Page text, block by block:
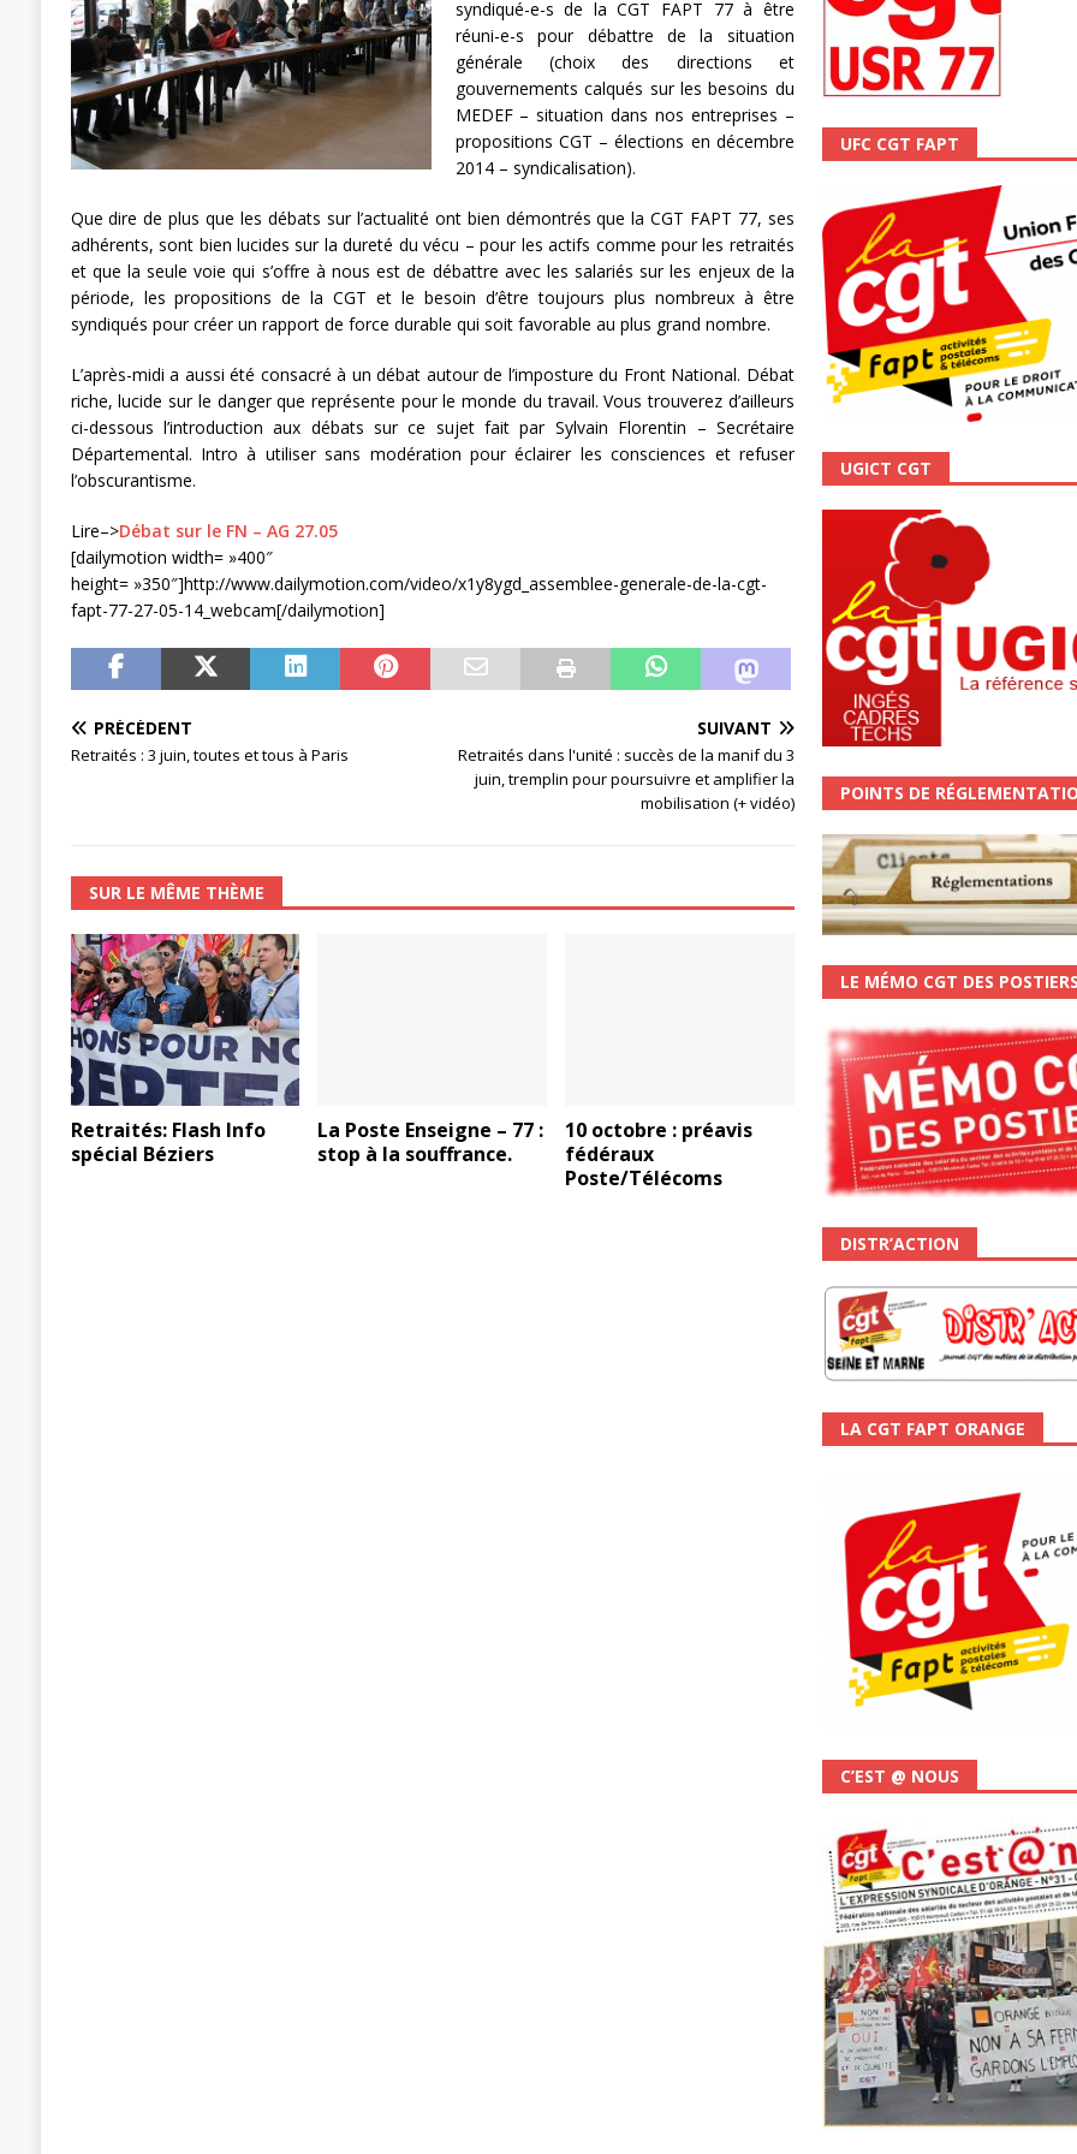
[ 27 avril 2024 ] 1er MAI 2024 ACTUALITÉ
syndiqué-e-s de la CGT FAPT 77 à être
réuni-e-s pour débattre de la situation
générale (choix des directions et
gouvernements calqués sur les besoins du
MEDEF – situation dans nos entreprises –
propositions CGT – élections en décembre
2014 – syndicalisation).
Que dire de plus que les débats sur l’actualité ont bien démontrés que la CGT FAPT 77, ses
adhérents, sont bien lucides sur la dureté du vécu – pour les actifs comme pour les retraités
et que la seule voie qui s’offre à nous est de débattre avec les salariés sur les enjeux de la
période, les propositions de la CGT et le besoin d’être toujours plus nombreux à être
syndiqués pour créer un rapport de force durable qui soit favorable au plus grand nombre.
L’après-midi a aussi été consacré à un débat autour de l’imposture du Front National. Débat
riche, lucide sur le danger que représente pour le monde du travail. Vous trouverez d’ailleurs
ci-dessous l’introduction aux débats sur ce sujet fait par Sylvain Florentin – Secrétaire
Départemental. Intro à utiliser sans modération pour éclairer les consciences et refuser
l’obscurantisme.
Lire–>Débat sur le FN – AG 27.05
[dailymotion width= »400″
height= »350″]http://www.dailymotion.com/video/x1y8ygd_assemblee-generale-de-la-cgt-
fapt-77-27-05-14_webcam[/dailymotion]
PRÉCÉDENT
Retraités : 3 juin, toutes et tous à Paris
SUIVANT
Retraités dans l'unité : succès de la manif du 3
juin, tremplin pour poursuivre et amplifier la
mobilisation (+ vidéo)
SUR LE MÊME THÈME
Retraités: Flash Info
spécial Béziers
La Poste Enseigne – 77 :
stop à la souffrance.
10 octobre : préavis
fédéraux
Poste/Télécoms
UFC CGT FAPT
UGICT CGT
POINTS DE
LE MÉMO CGT DES
DISTR’ACTION
LA CGT FAPT ORANGE
C’EST @ NOUS